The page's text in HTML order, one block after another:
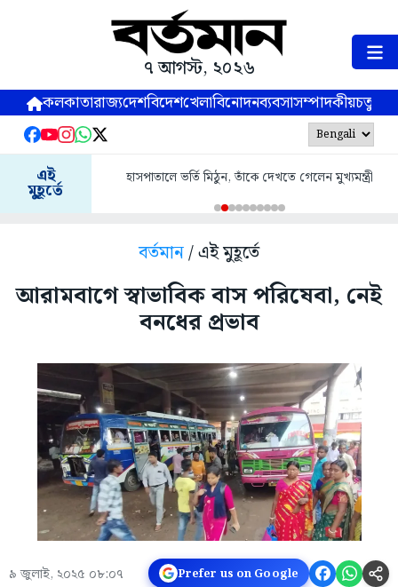
৭ আগস্ট, ২০২৬
কলকাতারাজ্যদেশবিদেশখেলাবিনোদনব্যবসাসম্পাদকীয়
এই
মুহূর্তে
হাসপাতালে ভর্তি মিঠুন, তাঁকে দেখতে গেলেন মুখ্যমন্ত্রী
বর্তমান/ এই মুহূর্তে
আরামবাগে স্বাভাবিক বাস পরিষেবা, নেই
বনধের প্রভাব
৯ জুলাই, ২০২৫ ০৮:০৭ Prefer us on Google